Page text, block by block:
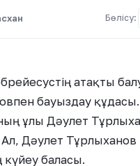
Бөлісу:
атақты
бауыздау
ұлы Дәулет
Дәулет Тұрлыханов
баласы.